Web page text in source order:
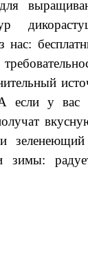
нас:
если у вас
зимы: